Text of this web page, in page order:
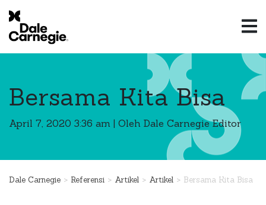
Bersama Kita Bisa
April 7, 2020 3:36 am | Oleh Dale Carnegie Editor
Dale Carnegie > Referensi > Artikel > Artikel > Bersama Kita Bisa